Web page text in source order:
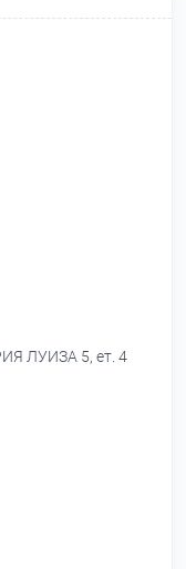
ЛУИЗА 5, ет. 4